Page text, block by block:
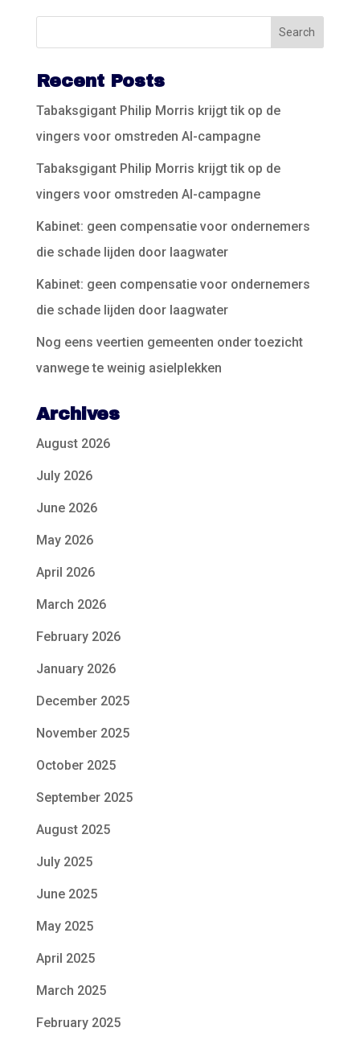
Recent Posts
Tabaksgigant Philip Morris krijgt tik op de
vingers voor omstreden AI-campagne
Tabaksgigant Philip Morris krijgt tik op de
vingers voor omstreden AI-campagne
Kabinet: geen compensatie voor ondernemers
die schade lijden door laagwater
Kabinet: geen compensatie voor ondernemers
die schade lijden door laagwater
Nog eens veertien gemeenten onder toezicht
vanwege te weinig asielplekken
Archives
August 2026
July 2026
June 2026
May 2026
April 2026
March 2026
February 2026
January 2026
December 2025
November 2025
October 2025
September 2025
August 2025
July 2025
June 2025
May 2025
April 2025
March 2025
February 2025